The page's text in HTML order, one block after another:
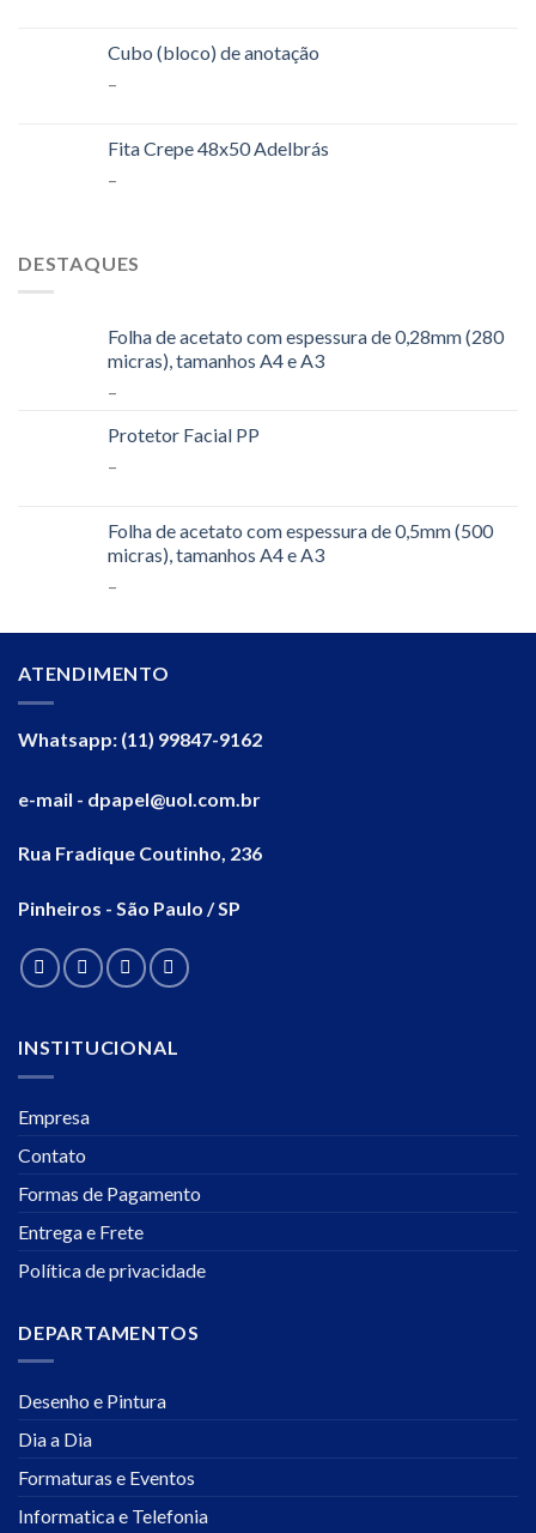
Cubo (bloco) de anotação
–
Fita Crepe 48x50 Adelbrás
–
DESTAQUES
Folha de acetato com espessura de 0,28mm (280
micras), tamanhos A4 e A3
–
Protetor Facial PP
–
Folha de acetato com espessura de 0,5mm (500
micras), tamanhos A4 e A3
–
ATENDIMENTO
Whatsapp: (11) 99847-9162
e-mail - dpapel@uol.com.br
Rua Fradique Coutinho, 236
Pinheiros - São Paulo / SP
INSTITUCIONAL
Empresa
Contato
Formas de Pagamento
Entrega e Frete
Política de privacidade
DEPARTAMENTOS
Desenho e Pintura
Dia a Dia
Formaturas e Eventos
Informatica e Telefonia